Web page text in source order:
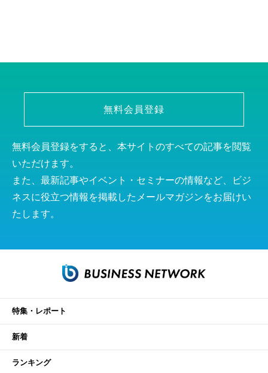
無料会員登録
無料会員登録をすると、本サイトのすべての記事を閲覧
いただけます。
また、最新記事やイベント・セミナーの情報など、ビジ
ネスに役立つ情報を掲載したメールマガジンをお届けい
たします。
特集・レポート
新着
ランキング